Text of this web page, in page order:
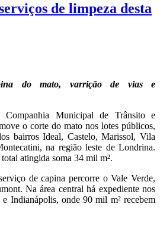
de limpeza desta
do mato, varrição de vias e
Companhia Municipal de Trânsito e
o corte do mato nos lotes públicos,
bairros Ideal, Castelo, Marissol, Vila
na região leste de Londrina.
atingida soma 34 mil m².
de capina percorre o Vale Verde,
Na área central há expediente nos
Indianápolis, onde 90 mil m² recebem